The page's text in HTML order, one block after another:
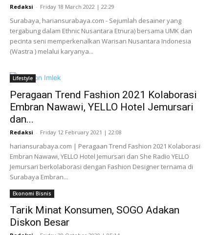
Redaksi - Friday 18 March 2022 | 22:29
Surabaya, hariansurabaya.com - Sejumlah desainer yang
tergabung dalam Ethnic Nusantara Etnura) bersama UMK dan
pecinta seni memperkenalkan Warisan Nusantara Indonesia
(Wastra ) melalui karyanya...
Lifestyle
Peragaan Trend Fashion 2021 Kolaborasi
Embran Nawawi, YELLO Hotel Jemursari
dan...
Redaksi - Friday 12 February 2021 | 22:08
hariansurabaya.com | Peragaan Trend Fashion 2021 Kolaborasi
Embran Nawawi, YELLO Hotel Jemursari dan She Radio YELLO
Jemursari berkolaborasi dengan Fashion Designer ternama di
Surabaya Embran...
Ekonomi Bisnis
Tarik Minat Konsumen, SOGO Adakan
Diskon Besar